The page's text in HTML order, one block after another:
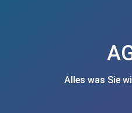
Alles was Sie